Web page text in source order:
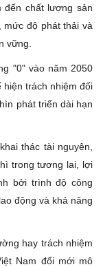
đến chất lượng sản
mức độ phát thải và
vững.
"0" vào năm 2050
hiện trách nhiệm đối
phát triển dài hạn
thác tài nguyên,
trong tương lai, lợi
bởi trình độ công
động và khả năng
hay trách nhiệm
Nam đổi mới mô